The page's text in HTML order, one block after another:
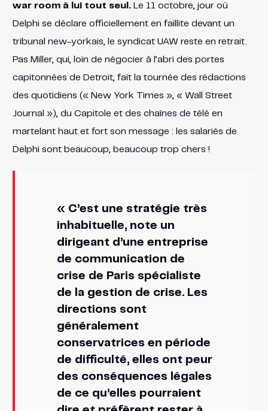
war room à lui tout seul.Le 11 octobre, jour où
Delphi se déclare officiellement en faillite devant un
tribunal new-yorkais, le syndicat UAW reste en retrait.
Pas Miller, qui, loin de négocier à l’abri des portes
capitonnées de Detroit, fait la tournée des rédactions
des quotidiens (« New York Times », « Wall Street
Journal »), du Capitole et des chaînes de télé en
martelant haut et fort son message : les salariés de
Delphi sont beaucoup, beaucoup trop chers !
« C’est une stratégie très
inhabituelle, note un
dirigeant d’une entreprise
de communication de
crise de Paris spécialiste
de la gestion de crise. Les
directions sont
généralement
conservatrices en période
de difficulté, elles ont peur
des conséquences légales
de ce qu’elles pourraient